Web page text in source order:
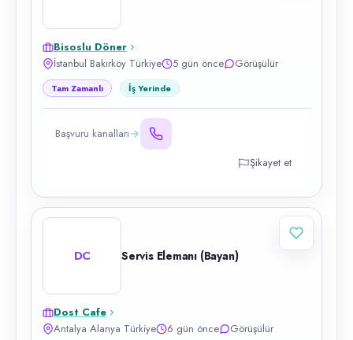
Bisoslu Döner
İstanbul Bakırköy Türkiye
5 gün önce Görüşülür
Tam Zamanlı İş Yerinde
Başvuru kanalları
Şikayet et
DC Servis Elemanı (Bayan)
Dost Cafe
Antalya Alanya Türkiye
6 gün önce Görüşülür